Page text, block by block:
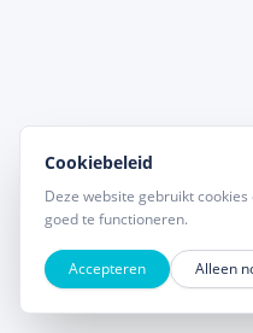
Cookiebeleid
Deze website gebruikt
goed te functioneren.
Accepteren Alleen